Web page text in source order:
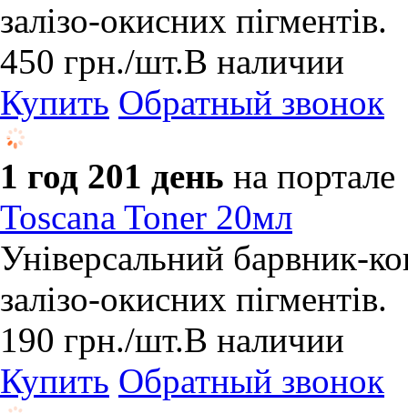
залізо-окисних пігментів.
450 грн./шт.В наличии
Купить Обратный звонок
1 год 201 день на портале
Toscana Toner 20мл
Універсальний барвник-
залізо-окисних пігментів.
190 грн./шт.В наличии
Купить Обратный звонок